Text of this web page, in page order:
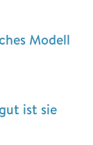
Modell
ist sie